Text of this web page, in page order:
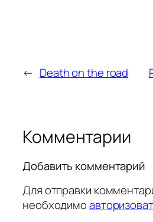
← Death on the road
Комментарии
Добавить комментарий
Для отправки
необходимо